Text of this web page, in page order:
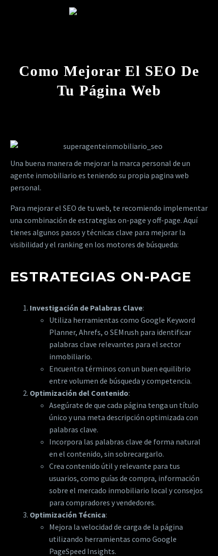
Como Mejorar El SEO De
Tu Página Web
Una buena manera de mejorar la marca personal de un
agente inmobiliario es teniendo su propia pagina web
personal.
Para mejorar el SEO de tu web, te recomiendo implementar
una combinación de estrategias on-page y off-page. Aquí
tienes algunos pasos y técnicas clave para mejorar la
visibilidad y el ranking en los motores de búsqueda:
ESTRATEGIAS ON-PAGE
Investigación de Palabras Clave:
Utiliza herramientas como Google Keyword
Planner, Ahrefs, o SEMrush para identificar
palabras clave relevantes para el sector
inmobiliario.
Encuentra términos con un buen equilibrio
entre volumen de búsqueda y competencia.
Optimización del Contenido:
Asegúrate de que cada página tenga un título
único y una meta descripción optimizada con
palabras clave.
Incorpora las palabras clave de forma natural
en el contenido, sin sobrecargarlo.
Crea contenido útil y relevante para tus
usuarios, como guías de compra, información
sobre el mercado inmobiliario local y consejos
para compradores y vendedores.
Optimización Técnica:
Mejora la velocidad de carga de la página
utilizando herramientas como Google
PageSpeed Insights.